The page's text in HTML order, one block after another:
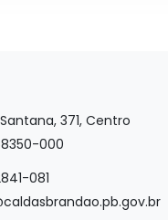
371, Centro
000
081